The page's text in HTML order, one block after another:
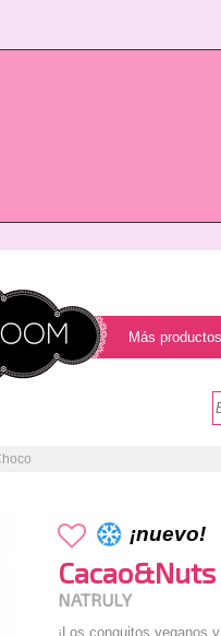
Más productos
¡nuevo!
Cacao&Nuts
NATRULY
¡Los conguitos veganos